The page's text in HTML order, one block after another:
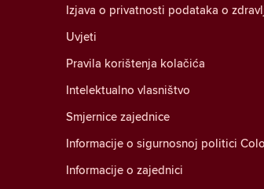
Izjava o privatnosti podataka o
Uvjeti
Pravila korištenja kolačića
Intelektualno vlasništvo
Smjernice zajednice
Informacije o sigurnosnoj politici
Informacije o zajednici